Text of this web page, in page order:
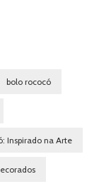
bolo rococó
Inspirado na Arte